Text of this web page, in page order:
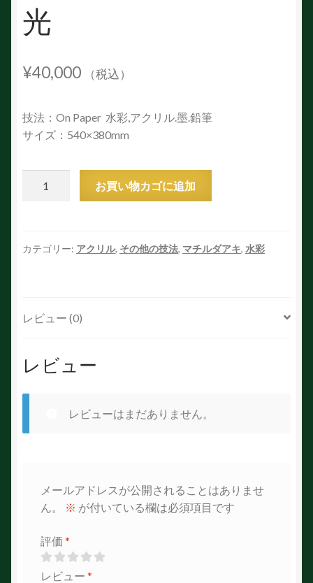
光
¥40,000 （税込）
技法： On Paper 水彩 アクリル墨鉛筆
サイズ：540×380mm
お買い物カゴに追加
カテゴリー: アクリル, その他の技法, マチルダアキ, 水彩
レビュー (0)
レビュー
レビューはまだありません。
メールアドレスが公開されることはありませ
ん。
※ が付いている欄は必須項目です
評価 *
レビュー *